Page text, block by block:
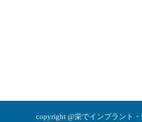
copyright @栄でインプラント